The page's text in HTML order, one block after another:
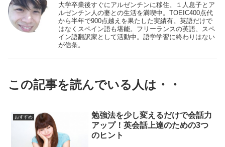
大学卒業後すぐにアルゼンチンに移住。１人息子とア
ルゼンチン人の妻との生活を満喫中。TOEIC400点代
から半年で900点越えを果たした実績有。英語だけで
はなくスペイン語も堪能。フリーランスの英語、スペ
イン語翻訳家として活動中。語学学習に終わりはない
が信条。
この記事を読んでいる人は・・
おすすめ
勉強法を少し変えるだけで会話力
アップ！英会話上達のための3つ
のヒント